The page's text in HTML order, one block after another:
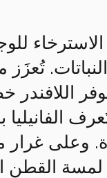
تُعزَز
يوفر
وعلى غرار
القطن